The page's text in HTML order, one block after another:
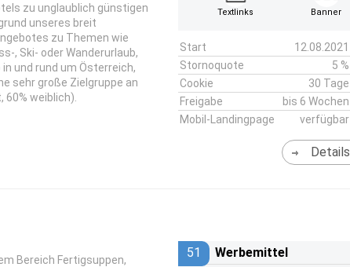
zu unglaublich günstigen
unseres breit
zu Themen wie
, Ski- oder Wanderurlaub,
in und rund um Österreich,
sehr große Zielgruppe an
60% weiblich).
Textlinks Banner
Start
12.08.2021
Stornoquote
5 %
Cookie
30 Tage
Freigabe
bis 6 Wochen
Mobil-Landingpage
verfügbar
Details
Bereich Fertigsuppen,
51 Werbemittel